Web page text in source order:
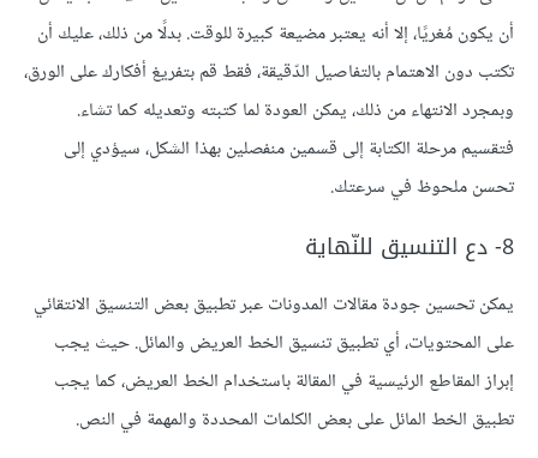
أن يكون مُغريًا، إلا أنه يعتبر مضيعة كبيرة للوقت. بدلًا من ذلك، عليك أن
تكتب دون الاهتمام بالتفاصيل الدّقيقة، فقط قم بتفريغ أفكارك على الورق،
وبمجرد الانتهاء من ذلك، يمكن العودة لما كتبته وتعديله كما تشاء.
فتقسيم مرحلة الكتابة إلى قسمين منفصلين بهذا الشكل، سيؤدي إلى
تحسن ملحوظ في سرعتك.
8- دع التنسيق للنّهاية
يمكن تحسين جودة مقالات المدونات عبر تطبيق بعض التنسيق الانتقائي
على المحتويات، أي تطبيق تنسيق الخط العريض والمائل. حيث يجب
إبراز المقاطع الرئيسية في المقالة باستخدام الخط العريض، كما يجب
تطبيق الخط المائل على بعض الكلمات المحددة والمهمة في النص.